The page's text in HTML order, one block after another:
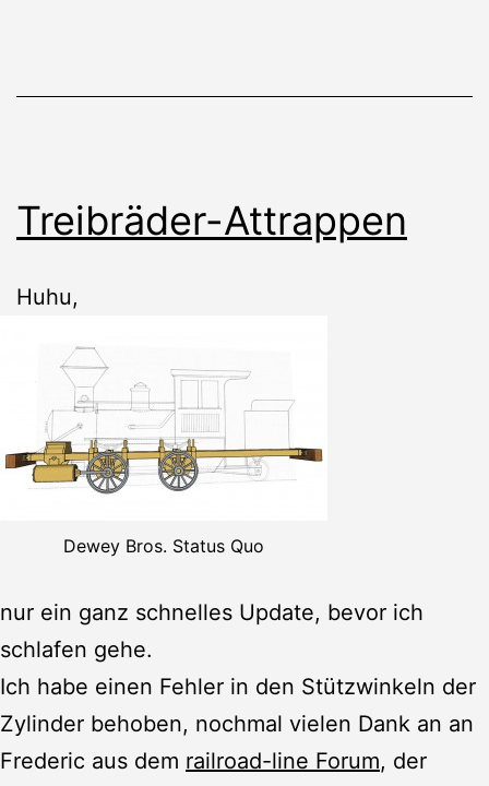
Treibräder-Attrappen
Huhu,
Dewey Bros. Status Quo
nur ein ganz schnelles Update, bevor ich
schlafen gehe.
Ich habe einen Fehler in den Stützwinkeln der
Zylinder behoben, nochmal vielen Dank an an
Frederic aus dem railroad-line Forum, der